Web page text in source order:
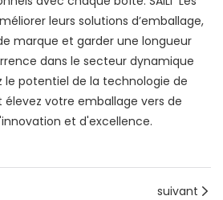
leurs solutions d’emballage,
marque et garder une longueur
dans le secteur dynamique
le potentiel de la technologie de
élevez votre emballage vers de
et d'excellence.
suivant